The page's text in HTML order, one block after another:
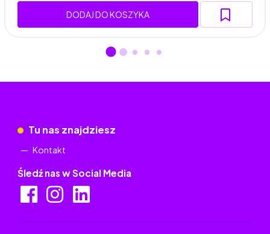
DODAJ DO KOSZYKA
Tu nas znajdziesz
Kontakt
Śledź nas w Social Media